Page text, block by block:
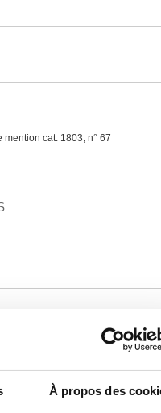
À propos des
cat. 1803, n° 67